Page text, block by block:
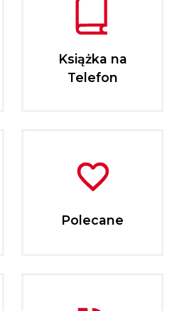
Książka na
Telefon
Polecane